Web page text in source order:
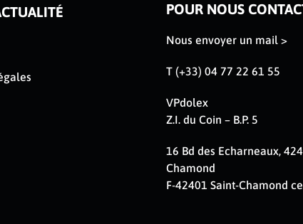
POUR NOUS
Nous envoyer un mail >
T (+33) 04 77 22 61 55
VPdolex
Z.I. du Coin – B.P. 5
16 Bd des Echarneaux,
Chamond
F-42401 Saint-Chamond